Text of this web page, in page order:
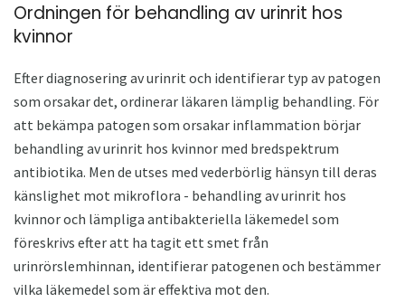
Ordningen för behandling av urinrit hos
kvinnor
Efter diagnosering av urinrit och identifierar typ av patogen
som orsakar det, ordinerar läkaren lämplig behandling. För
att bekämpa patogen som orsakar inflammation börjar
behandling av urinrit hos kvinnor med bredspektrum
antibiotika. Men de utses med vederbörlig hänsyn till deras
känslighet mot mikroflora - behandling av urinrit hos
kvinnor och lämpliga antibakteriella läkemedel som
föreskrivs efter att ha tagit ett smet från
urinrörslemhinnan, identifierar patogenen och bestämmer
vilka läkemedel som är effektiva mot den.